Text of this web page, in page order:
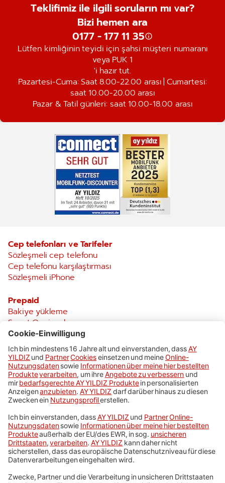
Teklifimiz ile ilgili soruların mı var?
Bizi hemen ara
0177 - 177 11 35
Lütfen kimliğinin teyidi için şahsi müşteri numaranı
veya PUK 1
'i hazır tut.
Pazartesi-Cuma: Saat 8.00-22.00 arası | Cumartesi:
saat 10.00-20.00 arası
Pazar & Tatil günleri: saat 10.00-18.00 arası
Cep telefonları ve Tarifeler
Sözleşmeli cep telefonu
Cep telefonu karşılaştırması
Sözleşmeli iPhone
Prepaid
Bakiye yükleme
Smart Opsiyonları
Türkei Roaming
Schufa'sız hat
Türkiye görüşmeleri
Türkiye SIM kartı
Türkiye‘de Roaming
AY YILDIZ tarife danışmanı
Servis
Sözleşme feshi
Shop bulucu
SSS